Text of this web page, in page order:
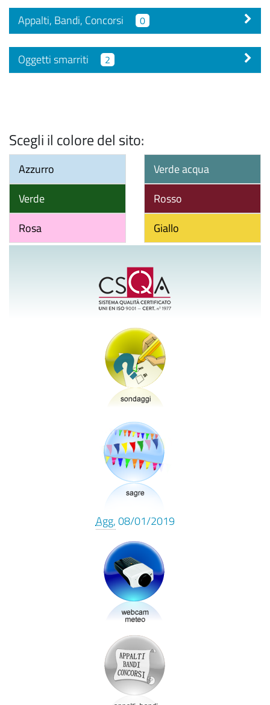
Appalti, Bandi, Concorsi 0
Oggetti smarriti 2
Scegli il colore del sito:
Azzurro
Verde acqua
Verde
Rosso
Rosa
Giallo
Agg.08/01/2019